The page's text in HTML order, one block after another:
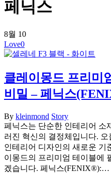
페닉스
8월 10
Love0
클레이몽드 프리미
비밀 – 페닉스
By kleinmond Story
페닉스는 단순한 인테리어 소
러진 혁신의 결정체입니다.
인테리어 디자인의 새로운 기
이몽드의 프리미엄 테이블에
겠습니다. 페닉스(FENIX®):…